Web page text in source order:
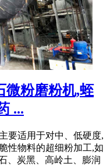
微粉磨粉机,蛭
...
要适用于对中、低硬度,
性物料的超细粉加工,如
、炭黑、高岭土、膨润